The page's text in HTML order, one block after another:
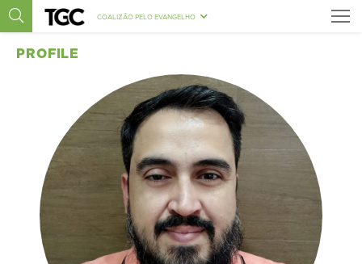
COALIZÃO PELO EVANGELHO
PROFILE